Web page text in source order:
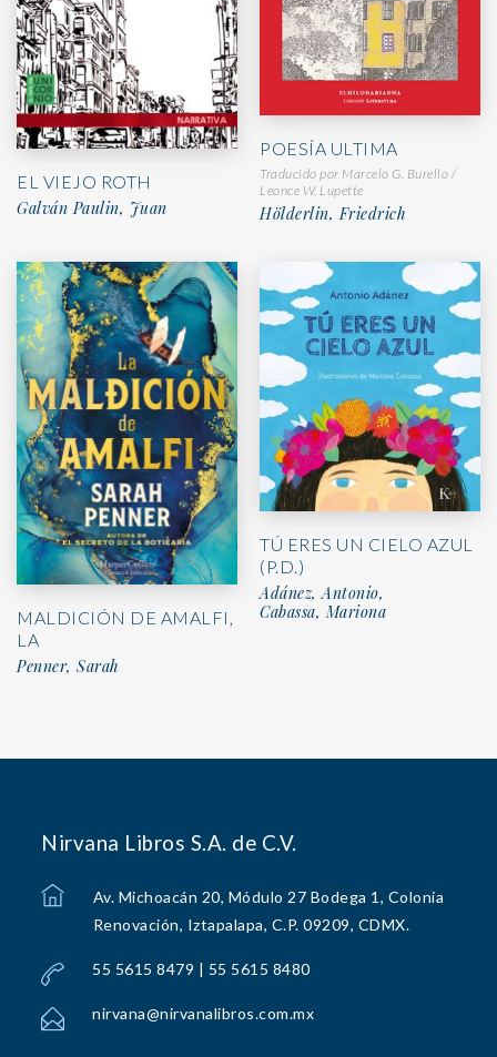
EL VIEJO ROTH
Galván Paulin, Juan
POESÍA ULTIMA
Traducido por Marcelo G. Burello /
Leonce W. Lupette
Hölderlin, Friedrich
MALDICIÓN DE AMALFI,
LA
Penner, Sarah
TÚ ERES UN CIELO AZUL
(P.D.)
Adánez, Antonio,
Cabassa, Mariona
Nirvana Libros S.A. de C.V.
Av. Michoacán 20, Módulo 27 Bodega 1, Colonia
Renovación, Iztapalapa, C.P. 09209, CDMX.
55 5615 8479 | 55 5615 8480
nirvana@nirvanalibros.com.mx